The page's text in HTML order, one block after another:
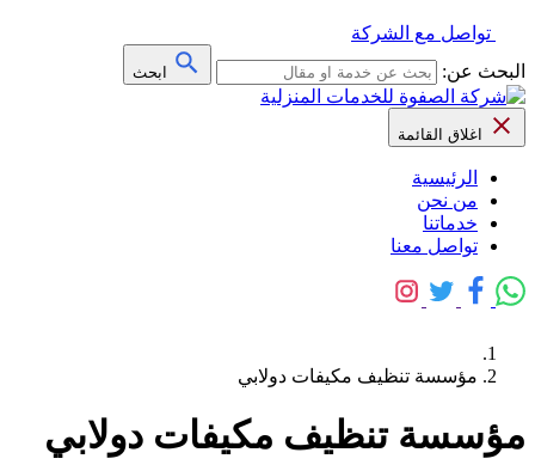
تواصل مع الشركة
البحث عن:
ابحث
اغلاق القائمة
الرئيسية
من نحن
خدماتنا
تواصل معنا
مؤسسة تنظيف مكيفات دولابي
مؤسسة تنظيف مكيفات دولابي